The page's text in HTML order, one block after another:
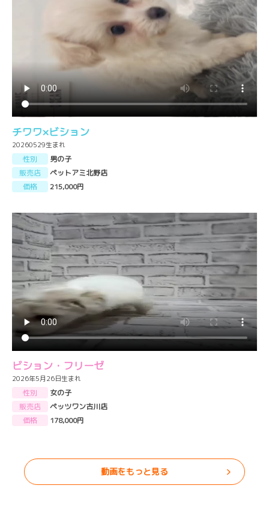
チワワ×ビション
20260529生まれ
性別
男の子
販売店
ペットアミ北野店
価格
215,000円
ビション・フリーゼ
2026年5月26日生まれ
性別
女の子
販売店
ペッツワン古川店
価格
178,000円
動画をもっと見る